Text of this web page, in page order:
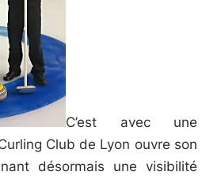
C’est avec une
Club de Lyon ouvre son
désormais une visibilité